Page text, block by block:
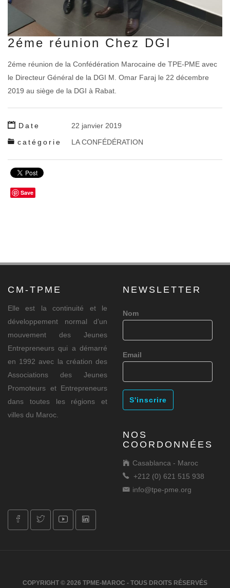
2éme réunion Chez DGI
2éme réunion de la Confédération Marocaine de TPE-PME avec
le Directeur Général de la DGI M. Omar Faraj le 22 décembre
2019 au siège de la DGI à Rabat.
Date
22 janvier 2019
catégorie
LA CONFÉDÉRATION
Save
CM-TPME
Elle est la continuité et le
développement normal d’un
mouvement des Jeunes
Entrepreneurs qui a démarré
en 1992 avec la création des
Associations des Jeunes
Promoteurs et Entrepreneurs
dans toutes les régions et
villes du Maroc.
NEWSLETTER
Nom
Email
NOS
COORDONNÉES
Casablanca - Maroc
+212 (0) 621 515 938
info@tpe-pme.org
COPYRIGHT © 2026 TPME-MAROC - TOUS DROITS RÉSERVÉS